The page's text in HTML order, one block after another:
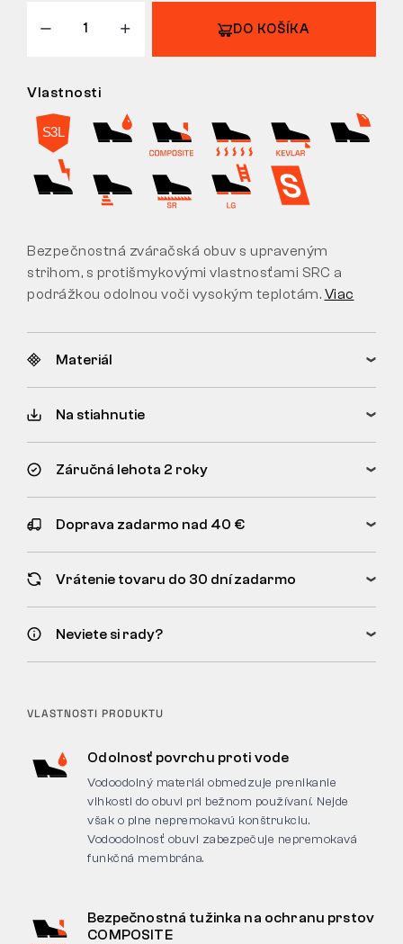
DO KOŠÍKA
Vlastnosti
Bezpečnostná zváračská obuv s upraveným
strihom, s protišmykovými vlastnosťami SRC a
podrážkou odolnou voči vysokým teplotám. Viac
Materiál
Na stiahnutie
Záručná lehota 2 roky
Doprava zadarmo nad 40 €
Vrátenie tovaru do 30 dní zadarmo
Neviete si rady?
VLASTNOSTI PRODUKTU
Odolnosť povrchu proti vode
Vodoodolný materiál obmedzuje prenikanie
vlhkosti do obuvi pri bežnom používaní. Nejde
však o plne nepremokavú konštrukciu.
Vodoodolnosť obuvi zabezpečuje nepremokavá
funkčná membrána.
Bezpečnostná tužinka na ochranu prstov
COMPOSITE